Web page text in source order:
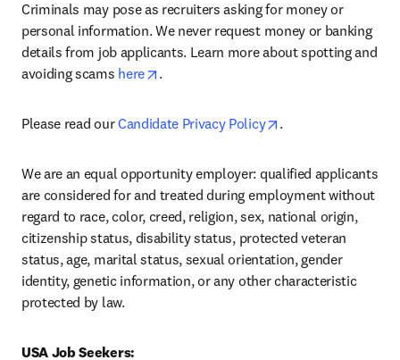
Criminals may pose as recruiters asking for money or
personal information. We never request money or banking
details from job applicants. Learn more about spotting and
avoiding scams here opens in new tab/window
.
Please read our Candidate Privacy Policy opens in new tab/
.
We are an equal opportunity employer: qualified applicants
are considered for and treated during employment without
regard to race, color, creed, religion, sex, national origin,
citizenship status, disability status, protected veteran
status, age, marital status, sexual orientation, gender
identity, genetic information, or any other characteristic
protected by law.
USA Job Seekers: